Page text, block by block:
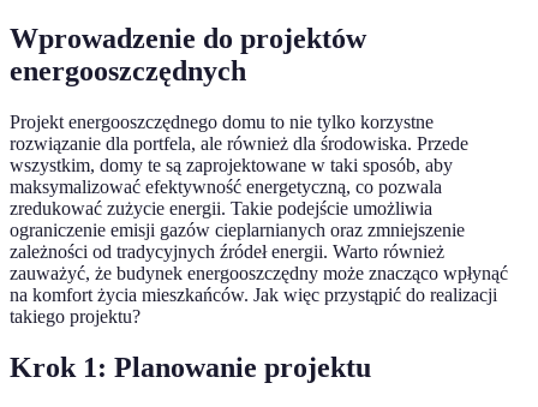
Wprowadzenie do projektów
energooszczędnych
Projekt energooszczędnego domu to nie tylko korzystne
rozwiązanie dla portfela, ale również dla środowiska. Przede
wszystkim, domy te są zaprojektowane w taki sposób, aby
maksymalizować efektywność energetyczną, co pozwala
zredukować zużycie energii. Takie podejście umożliwia
ograniczenie emisji gazów cieplarnianych oraz zmniejszenie
zależności od tradycyjnych źródeł energii. Warto również
zauważyć, że budynek energooszczędny może znacząco wpłynąć
na komfort życia mieszkańców. Jak więc przystąpić do realizacji
takiego projektu?
Krok 1: Planowanie projektu